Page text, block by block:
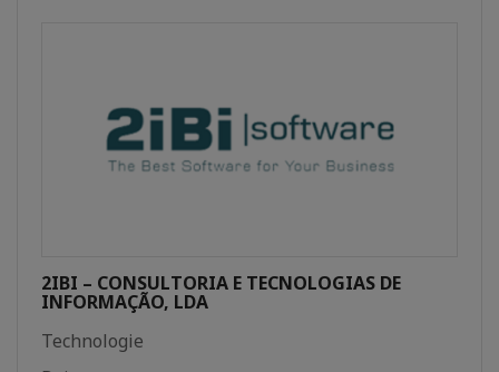
2IBI – CONSULTORIA E TECNOLOGIAS DE
INFORMAÇÃO, LDA
Technologie